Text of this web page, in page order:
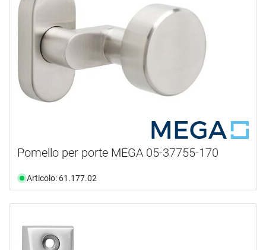
Pomello per porte MEGA 05-37755-170
Articolo: 61.177.02